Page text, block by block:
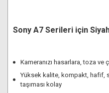
Sony A7 Serileri için
Kameranızı hasarlara, toza ve
Yüksek kalite, kompakt, hafif,
taşıması kolay